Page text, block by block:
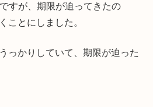
すが、期限が迫ってきたの
ことにしました。
っかりしていて、期限が迫った